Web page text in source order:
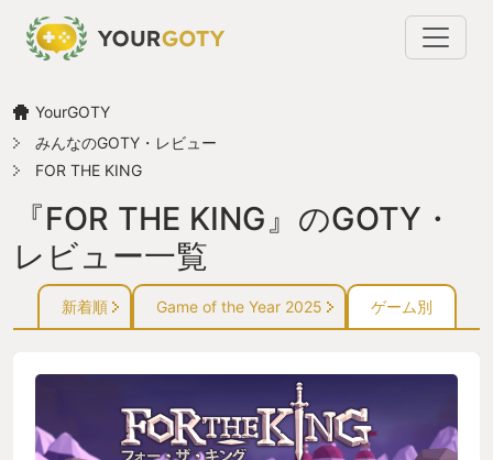
YourGOTY
みんなのGOTY・レビュー
FOR THE KING
『FOR THE KING』のGOTY・
レビュー一覧
新着順 Game of the Year 2025 ゲーム別